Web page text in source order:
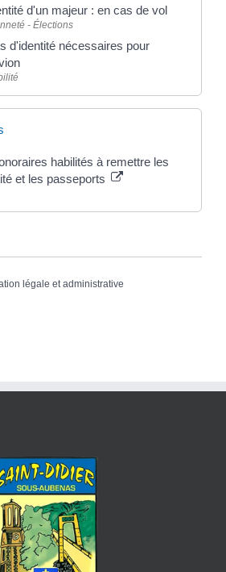
d'un majeur : en cas de vol
- Élections
d'identité nécessaires pour
habilités à remettre les
et les passeports
légale et administrative